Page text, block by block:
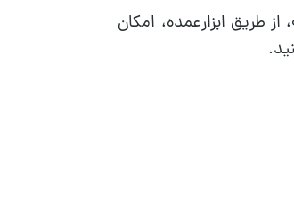
طریق ابزارعمده، امکان